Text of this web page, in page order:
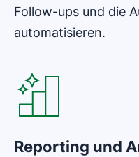
Follow-ups und die
automatisieren.
Reporting und